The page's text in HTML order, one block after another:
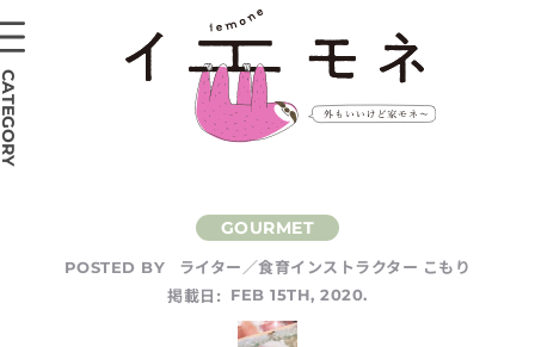
POSTED BY
ライター／食育インストラクター こもり
掲載日:
FEB 15TH, 2020.